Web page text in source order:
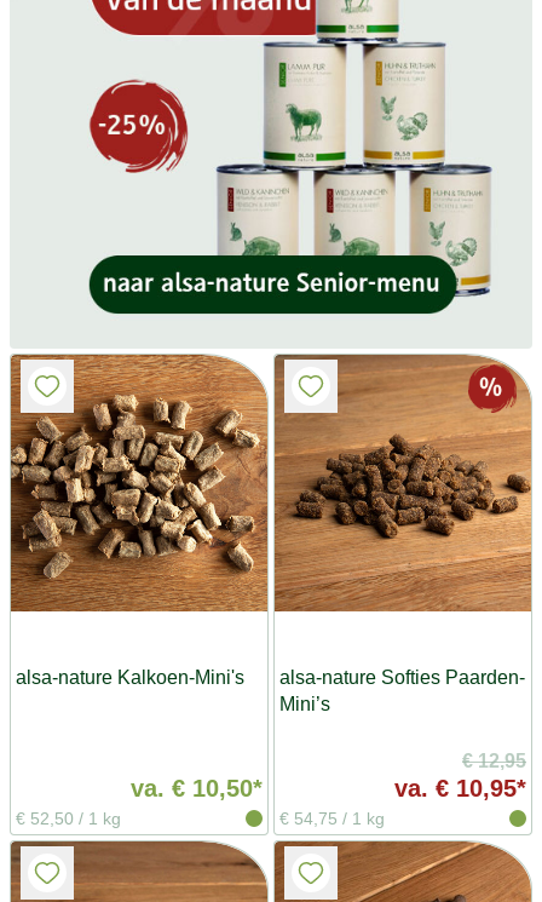
alsa-nature Kalkoen-Mini's
va. € 10,50*
€ 52,50 / 1 kg
alsa-nature Softies Paarden-
Mini’s
€ 12,95
va. € 10,95*
€ 54,75 / 1 kg